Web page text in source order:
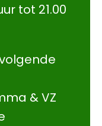
tot 21.00
& VZ